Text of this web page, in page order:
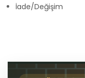
İade/Değişim